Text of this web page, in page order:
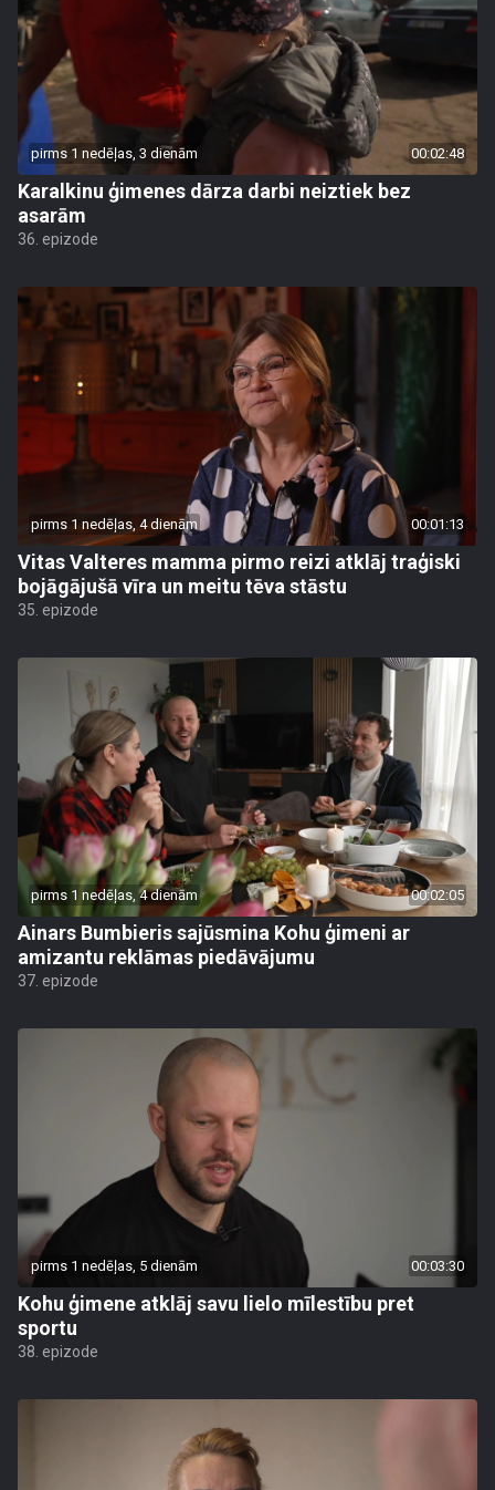
pirms 1 nedēļas, 3 dienām 00:02:48
Karalkinu ģimenes dārza darbi neiztiek bez
asarām
36. epizode
pirms 1 nedēļas, 4 dienām 00:01:13
Vitas Valteres mamma pirmo reizi atklāj traģiski
bojāgājušā vīra un meitu tēva stāstu
35. epizode
pirms 1 nedēļas, 4 dienām 00:02:05
Ainars Bumbieris sajūsmina Kohu ģimeni ar
amizantu reklāmas piedāvājumu
37. epizode
pirms 1 nedēļas, 5 dienām 00:03:30
Kohu ģimene atklāj savu lielo mīlestību pret
sportu
38. epizode